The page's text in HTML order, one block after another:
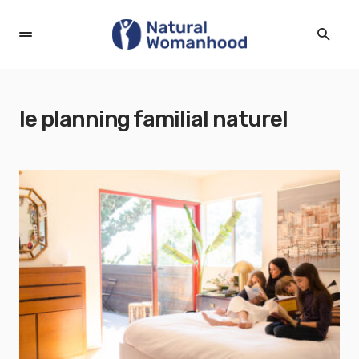
le planning familial naturel